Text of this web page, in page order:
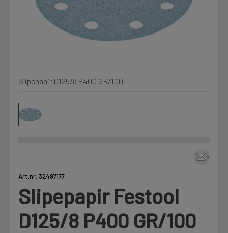
Kjemi, vindsperre og branntetting
Annet
Fag
Min Fleet NYHET
Prislister
Firmainformasjon
LOGG UT
Slipepapir D125/8 P400 GR/100
Art.nr. 32497177
Slipepapir Festool
D125/8 P400 GR/100